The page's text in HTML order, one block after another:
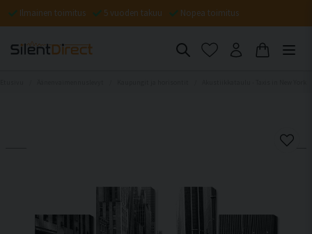
Ilmainen toimitus 5 vuoden takuu Nopea toimitus